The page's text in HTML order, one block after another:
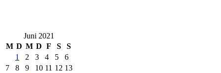
Juni 2021
M D M D F S
S
1
2 3 4 5
6
7
8 9 10 11 12 13